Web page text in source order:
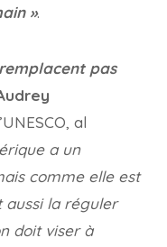
».
pas
al
a un
comme elle est
aussi la réguler
doit viser à